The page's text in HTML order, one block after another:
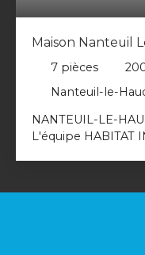
Maison Nanteuil
m27 pièces
Nanteuil-le-
NANTEUIL-LE-
L'équipe HABITAT